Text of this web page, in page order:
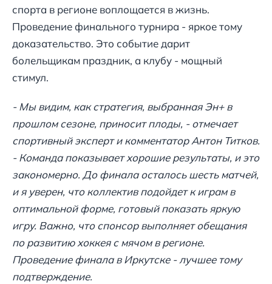
спорта в регионе воплощается в жизнь.
Проведение финального турнира - яркое тому
доказательство. Это событие дарит
болельщикам праздник, а клубу - мощный
стимул.
- Мы видим, как стратегия, выбранная Эн+ в
прошлом сезоне, приносит плоды, - отмечает
спортивный эксперт и комментатор Антон Титков.
- Команда показывает хорошие результаты, и это
закономерно. До финала осталось шесть матчей,
и я уверен, что коллектив подойдет к играм в
оптимальной форме, готовый показать яркую
игру. Важно, что спонсор выполняет обещания
по развитию хоккея с мячом в регионе.
Проведение финала в Иркутске - лучшее тому
подтверждение.